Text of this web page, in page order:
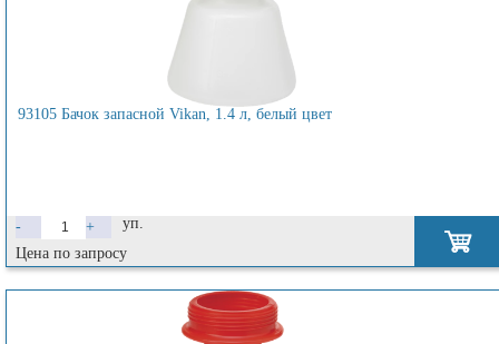
93105 Бачок запасной Vikan, 1.4 л, белый цвет
- +
уп.
Цена по запросу